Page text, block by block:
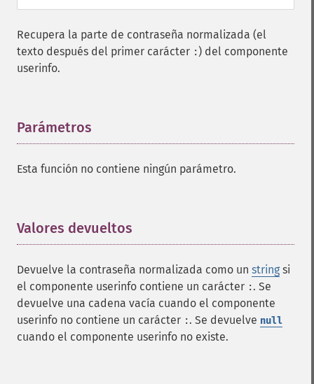
Recupera la parte de contraseña normalizada (el
texto después del primer carácter :) del componente
userinfo.
Parámetros
Esta función no contiene ningún parámetro.
Valores devueltos
Devuelve la contraseña normalizada como un string si
el componente userinfo contiene un carácter :. Se
devuelve una cadena vacía cuando el componente
userinfo no contiene un carácter :. Se devuelve null
cuando el componente userinfo no existe.